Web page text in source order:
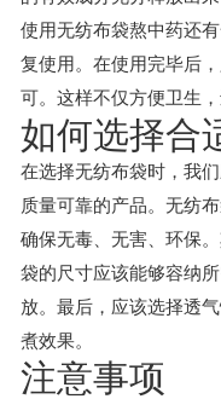
使用无纺布袋熬中药还
复使用。在使用完毕后
可。这样不仅方便卫生
如何选择合
在选择无纺布袋时，我
质量可靠的产品。无纺
确保无毒、无害、环保
袋的尺寸应该能够容纳
放。最后，应该选择透
煮效果。
注意事项